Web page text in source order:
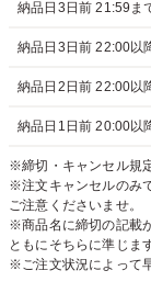
納品日3日前 21:59ま
納品日3日前 22:00以
納品日2日前 22:00以
納品日1日前 20:00以
※締切・キャンセル規
※注文キャンセルのみ
ご注意くださいませ。
※商品名に締切の記載
ともにそちらに準じます
※ご注文状況によって